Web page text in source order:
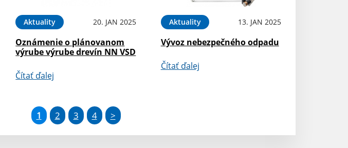
Aktuality 20. JAN 2025
Oznámenie o plánovanom
výrube výrube drevín NN VSD
Čítať ďalej
Aktuality 13. JAN 2025
Vývoz nebezpečného odpadu
Čítať ďalej
1 2 3 4 >